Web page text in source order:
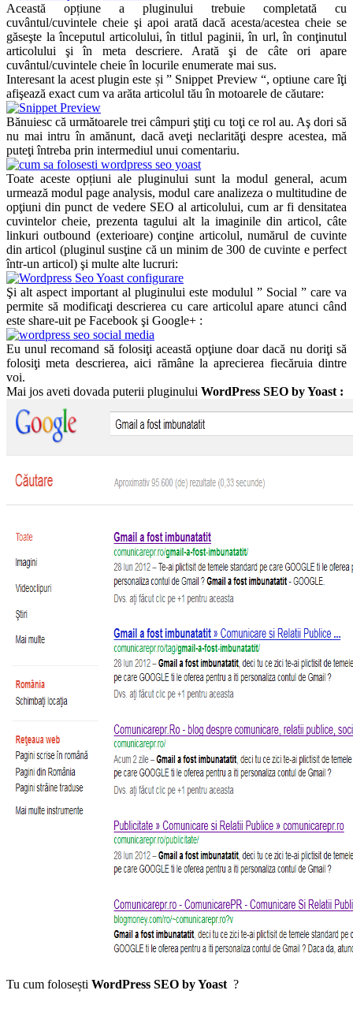
Această opțiune a pluginului trebuie completată cu
cuvântul/cuvintele cheie şi apoi arată dacă acesta/acestea cheie se
găseşte la începutul articolului, în titlul paginii, în url, în conţinutul
articolului şi în meta descriere. Arată şi de câte ori apare
cuvântul/cuvintele cheie în locurile enumerate mai sus.
Interesant la acest plugin este și ” Snippet Preview “, optiune care îţi
afişează exact cum va arăta articolul tău în motoarele de căutare:
Bănuiesc că următoarele trei câmpuri ştiţi cu toţi ce rol au. Aş dori să
nu mai intru în amănunt, dacă aveţi neclarităţi despre acestea, mă
puteţi întreba prin intermediul unui comentariu.
Toate aceste opțiuni ale pluginului sunt la modul general, acum
urmează modul page analysis, modul care analizeza o multitudine de
opţiuni din punct de vedere SEO al articolului, cum ar fi densitatea
cuvintelor cheie, prezenta tagului alt la imaginile din articol, câte
linkuri outbound (exterioare) conţine articolul, numărul de cuvinte
din articol (pluginul susţine că un minim de 300 de cuvinte e perfect
într-un articol) şi multe alte lucruri:
Şi alt aspect important al pluginului este modulul ” Social ” care va
permite să modificaţi descrierea cu care articolul apare atunci când
este share-uit pe Facebook şi Google+ :
Eu unul recomand să folosiţi această opţiune doar dacă nu doriţi să
folosiţi meta descrierea, aici rămâne la aprecierea fiecăruia dintre
voi.
Mai jos aveti dovada puterii pluginului WordPress SEO by Yoast :
Tu cum folosești WordPress SEO by Yoast ?